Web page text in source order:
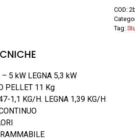
COD:
Tag:
5 kW LEGNA 5,3 kW
PELLET 11 Kg
1,1 KG/H. LEGNA 1,39 KG/H